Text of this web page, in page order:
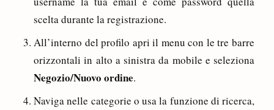
scelta durante la registrazione.
All’interno del profilo apri il menu con le tre barre
orizzontali in alto a sinistra da mobile e seleziona
Negozio/Nuovo ordine.
Naviga nelle categorie o usa la funzione di ricerca,